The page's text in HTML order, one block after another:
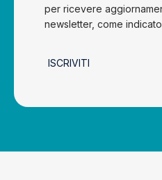
per ricevere
newsletter, come
ISCRIVITI